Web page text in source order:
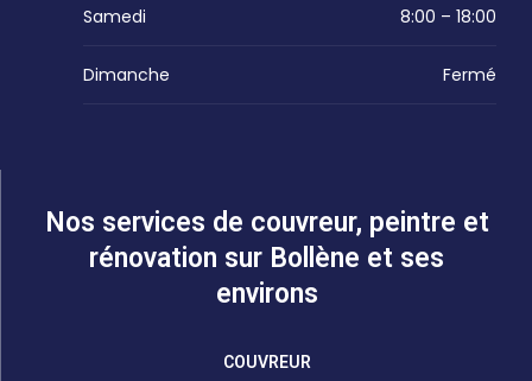
Samedi 8:00 – 18:00
Dimanche Fermé
Nos services de couvreur, peintre et
rénovation sur Bollène et ses
environs
COUVREUR